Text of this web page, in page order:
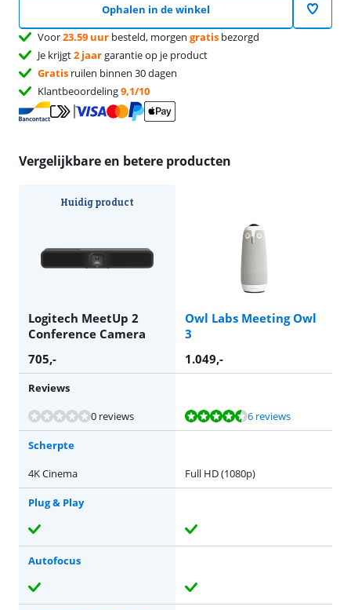
Ophalen in de winkel
Voor23.59 uur besteld, morgen gratis bezorgd
Je krijgt2 jaargarantie op je product
Gratis ruilen binnen 30 dagen
Klantbeoordeling9,1/10
Vergelijkbare en betere producten
Huidig product
Logitech MeetUp 2
Conference Camera
Owl Labs Meeting Owl
3
705,- 1.049,-
Reviews
0 reviews
Beoordeling is 9,0 van de 10, gebaseerd op 6 reviews. 6 reviews
Scherpte
4K Cinema
Full HD (1080p)
Plug & Play
Autofocus